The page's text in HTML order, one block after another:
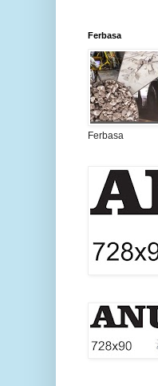
Ferbasa
Ferbasa